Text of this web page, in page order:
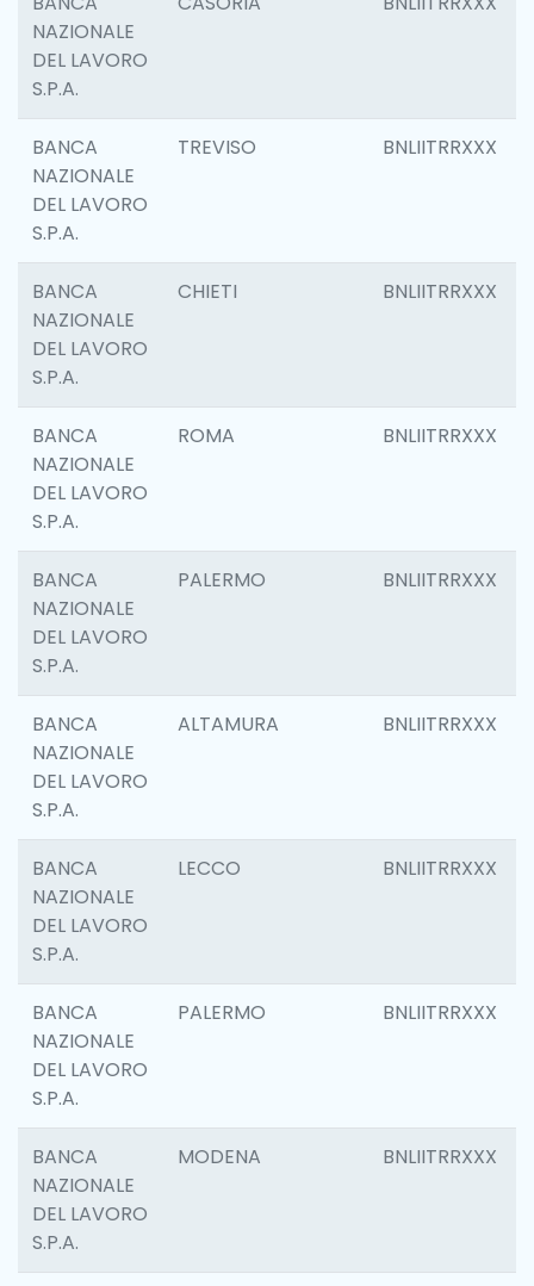
NAZIONALE
DEL LAVORO
S.P.A.
BANCA
NAZIONALE
DEL LAVORO
S.P.A.
TREVISO BNLIITRRXXX
BANCA
NAZIONALE
DEL LAVORO
S.P.A.
CHIETI BNLIITRRXXX
BANCA
NAZIONALE
DEL LAVORO
S.P.A.
ROMA BNLIITRRXXX
BANCA
NAZIONALE
DEL LAVORO
S.P.A.
PALERMO BNLIITRRXXX
BANCA
NAZIONALE
DEL LAVORO
S.P.A.
ALTAMURA BNLIITRRXXX
BANCA
NAZIONALE
DEL LAVORO
S.P.A.
LECCO BNLIITRRXXX
BANCA
NAZIONALE
DEL LAVORO
S.P.A.
PALERMO BNLIITRRXXX
BANCA
NAZIONALE
DEL LAVORO
S.P.A.
MODENA BNLIITRRXXX